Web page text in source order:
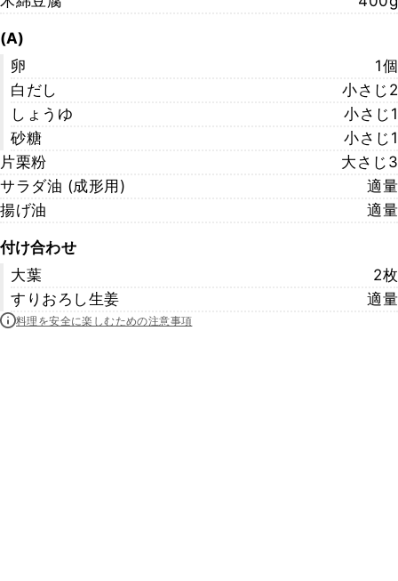
(A)
卵
1個
白だし
小さじ2
しょうゆ
小さじ1
砂糖
小さじ1
片栗粉
大さじ3
サラダ油 (成形用)
適量
揚げ油
適量
付け合わせ
大葉
2枚
すりおろし生姜
適量
料理を安全に楽しむための注意事項